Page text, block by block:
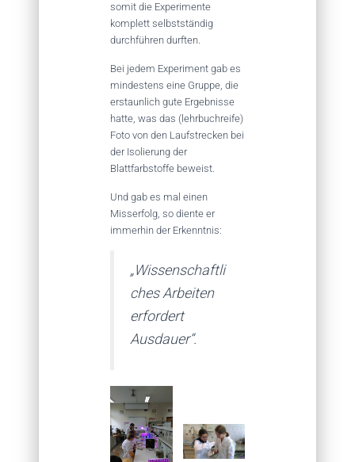
somit die Experimente
komplett selbstständig
durchführen durften.
Bei jedem Experiment gab es
mindestens eine Gruppe, die
erstaunlich gute Ergebnisse
hatte, was das (lehrbuchreife)
Foto von den Laufstrecken bei
der Isolierung der
Blattfarbstoffe beweist.
Und gab es mal einen
Misserfolg, so diente er
immerhin der Erkenntnis:
„Wissenschaftli
ches Arbeiten
erfordert
Ausdauer“.